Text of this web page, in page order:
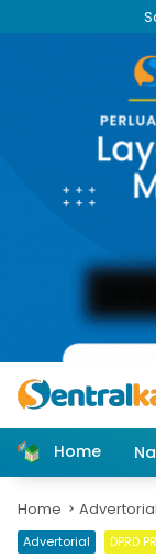
Home
Home Advertorial
Advertorial DPRD